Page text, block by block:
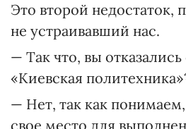
Это второй недостаток,
не устраивавший нас.
— Так что, вы отказались
«Киевская
— Нет, так как понимаем,
свое место для